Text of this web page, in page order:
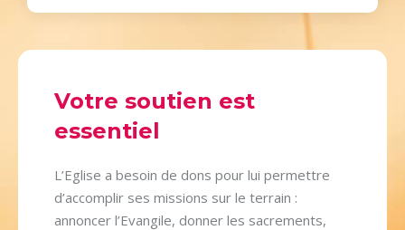
Votre soutien est
essentiel
L’Eglise a besoin de dons pour lui permettre
d’accomplir ses missions sur le terrain :
annoncer l’Evangile, donner les sacrements,